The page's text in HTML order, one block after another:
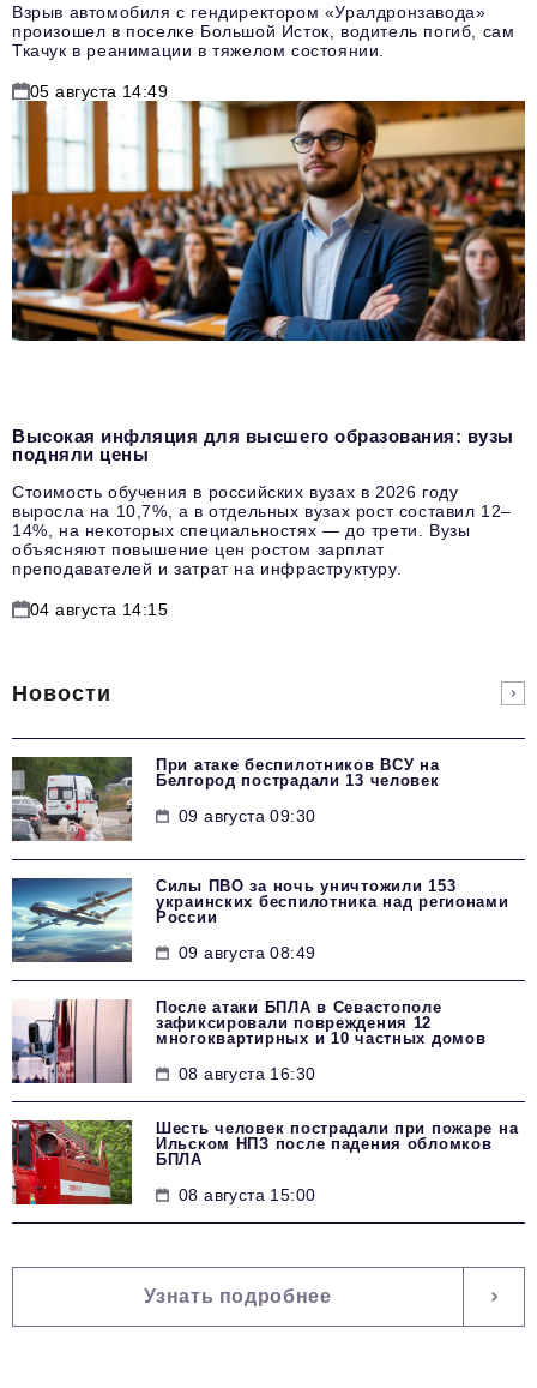
Взрыв автомобиля с гендиректором «Уралдронзавода»
произошел в поселке Большой Исток, водитель погиб, сам
Ткачук в реанимации в тяжелом состоянии.
05 августа 14:49
Высокая инфляция для высшего образования: вузы
подняли цены
Стоимость обучения в российских вузах в 2026 году
выросла на 10,7%, а в отдельных вузах рост составил 12–
14%, на некоторых специальностях — до трети. Вузы
объясняют повышение цен ростом зарплат
преподавателей и затрат на инфраструктуру.
04 августа 14:15
Новости
При атаке беспилотников ВСУ на
Белгород пострадали 13 человек
09 августа 09:30
Силы ПВО за ночь уничтожили 153
украинских беспилотника над регионами
России
09 августа 08:49
После атаки БПЛА в Севастополе
зафиксировали повреждения 12
многоквартирных и 10 частных домов
08 августа 16:30
Шесть человек пострадали при пожаре на
Ильском НПЗ после падения обломков
БПЛА
08 августа 15:00
Узнать подробнее